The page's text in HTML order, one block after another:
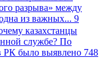
разрыва» между
из важных... 9
казахстанцы
службе? По
РК было выявлено 748